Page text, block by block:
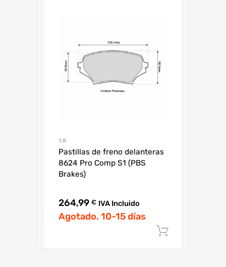
1.8
Pastillas de freno delanteras
8624 Pro Comp S1 (PBS
Brakes)
264,99 € IVA Incluido
Agotado. 10-15 días